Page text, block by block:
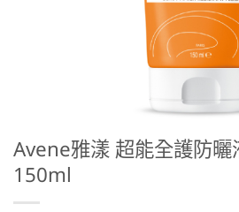
Avene雅漾 超能全護防曬
150ml